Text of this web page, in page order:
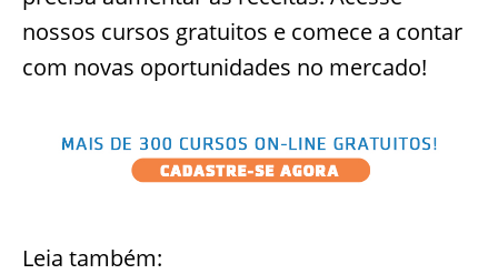
nossos cursos gratuitos e comece a contar
com novas oportunidades no mercado!
Leia também: